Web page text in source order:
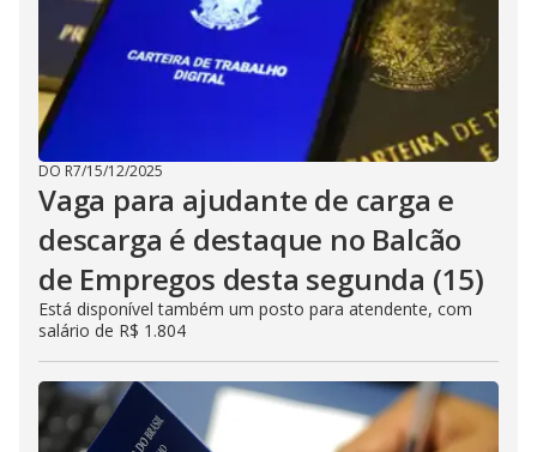
DO R7/15/12/2025
Vaga para ajudante de carga e
descarga é destaque no Balcão
de Empregos desta segunda (15)
Está disponível também um posto para atendente, com
salário de R$ 1.804